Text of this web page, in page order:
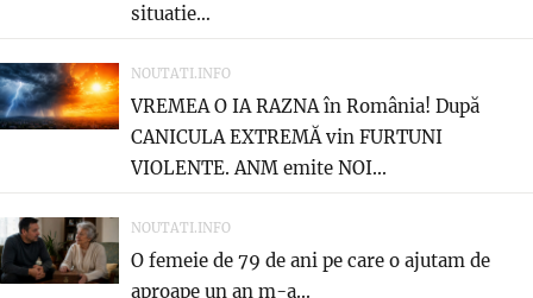
situatie…
NOUTATI.INFO
VREMEA O IA RAZNA în România! După
CANICULA EXTREMĂ vin FURTUNI
VIOLENTE. ANM emite NOI...
NOUTATI.INFO
O femeie de 79 de ani pe care o ajutam de
aproape un an m-a...